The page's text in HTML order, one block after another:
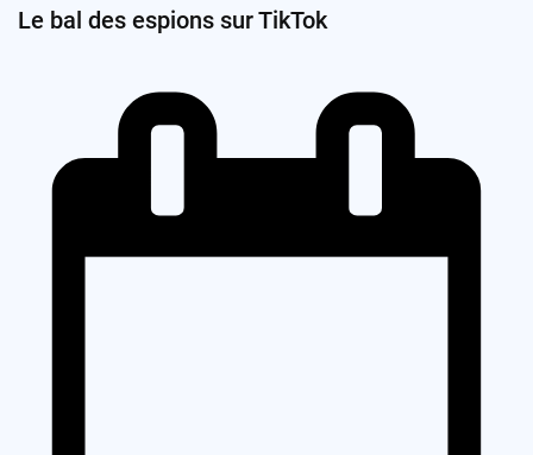
Le bal des espions sur TikTok